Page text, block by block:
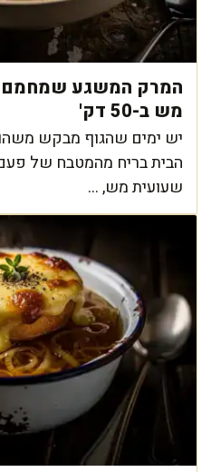
המרק המשגע שמחמם
מש ב-50 דק'
יש ימים שהגוף מבקש
הבית בריח מהמטבח של
שעועית מש, ...